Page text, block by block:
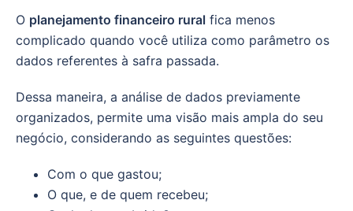
O planejamento financeiro rural fica menos
complicado quando você utiliza como parâmetro os
dados referentes à safra passada.
Dessa maneira, a análise de dados previamente
organizados, permite uma visão mais ampla do seu
negócio, considerando as seguintes questões:
Com o que gastou;
O que, e de quem recebeu;